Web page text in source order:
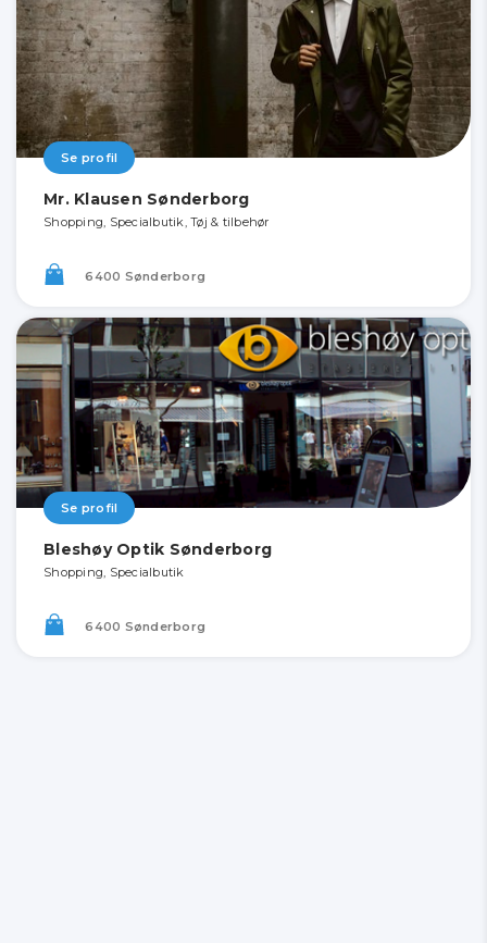
Se profil
Mr. Klausen Sønderborg
Shopping, Specialbutik, Tøj & tilbehør
6400 Sønderborg
Se profil
Bleshøy Optik Sønderborg
Shopping, Specialbutik
6400 Sønderborg